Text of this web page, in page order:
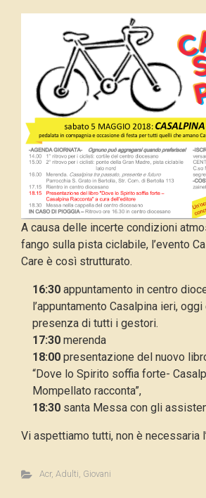
A causa delle incerte condizioni
fango sulla pista ciclabile, l’evento
Care è così strutturato.
16:30 appuntamento in centro
l’appuntamento Casalpina ieri,
presenza di tutti i gestori.
17:30 merenda
18:00 presentazione del nuovo
“Dove lo Spirito soffia forte-
Mompellato racconta”,
18:30 santa Messa con gli
Vi aspettiamo tutti, non è necessaria
Acr, Adulti, Giovani